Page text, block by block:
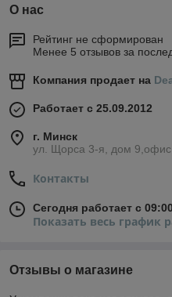
О нас
Рейтинг не сформирован
Менее 5 отзывов за
Компания продает на
Работает с 25.09.2012
г. Минск
ул. Щорса 3-я, дом
Контакты
Сегодня работает с
Показать весь график
Отзывы о магазине